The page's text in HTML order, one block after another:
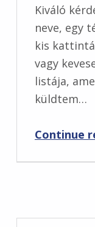
Kiváló
neve, egy
kis
vagy
listája,
küldtem…
Continue